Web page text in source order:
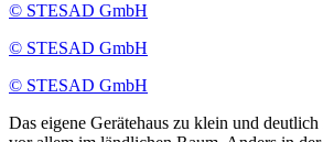
© STESAD GmbH
© STESAD GmbH
© STESAD GmbH
Das eigene Gerätehaus zu klein und